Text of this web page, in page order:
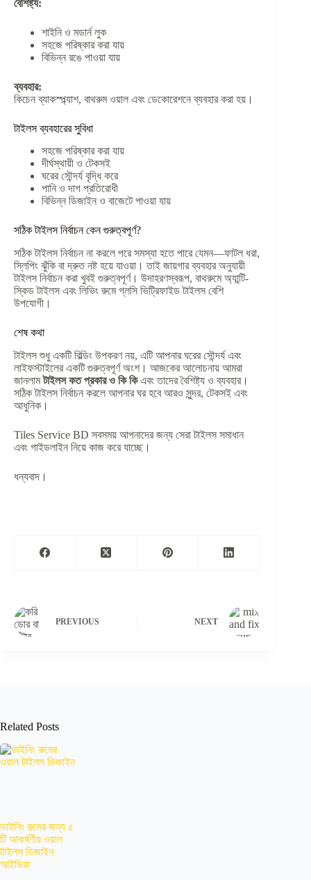
বৈশিষ্ট্য:
শাইনি ও মডার্ন লুক
সহজে পরিষ্কার করা যায়
বিভিন্ন রঙে পাওয়া যায়
ব্যবহার:
কিচেন ব্যাকস্প্ল্যাশ, বাথরুম ওয়াল এবং ডেকোরেশনে ব্যবহার করা হয়।
টাইলস ব্যবহারের সুবিধা
সহজে পরিষ্কার করা যায়
দীর্ঘস্থায়ী ও টেকসই
ঘরের সৌন্দর্য বৃদ্ধি করে
পানি ও দাগ প্রতিরোধী
বিভিন্ন ডিজাইন ও বাজেটে পাওয়া যায়
সঠিক টাইলস নির্বাচন কেন গুরুত্বপূর্ণ?
সঠিক টাইলস নির্বাচন না করলে পরে সমস্যা হতে পারে যেমন—ফাটল ধরা,
স্লিপিং ঝুঁকি বা দ্রুত নষ্ট হয়ে যাওয়া। তাই জায়গার ব্যবহার অনুযায়ী
টাইলস নির্বাচন করা খুবই গুরুত্বপূর্ণ। উদাহরণস্বরূপ, বাথরুমে অ্যান্টি-
স্কিড টাইলস এবং লিভিং রুমে গ্লসি ভিট্রিফাইড টাইলস বেশি
উপযোগী।
শেষ কথা
টাইলস শুধু একটি বিল্ডিং উপকরণ নয়, এটি আপনার ঘরের সৌন্দর্য এবং
লাইফস্টাইলের একটি গুরুত্বপূর্ণ অংশ। আজকের আলোচনায় আমরা
জানলামটাইলস কত প্রকার ও কি কিএবং তাদের বৈশিষ্ট্য ও ব্যবহার।
সঠিক টাইলস নির্বাচন করলে আপনার ঘর হবে আরও সুন্দর, টেকসই এবং
আধুনিক।
Tiles Service BD সবসময় আপনাদের জন্য সেরা টাইলস সমাধান
এবং গাইডলাইন নিয়ে কাজ করে যাচ্ছে।
ধন্যবাদ।
PREVIOUS NEXT
Related Posts
ডাইনিং রুমের জন্য ৫
টি আকর্ষণীয় ওয়াল
টাইলস ডিজাইন
আইডিয়া